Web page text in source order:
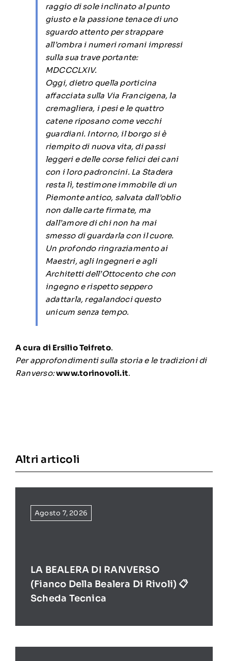
raggio di sole inclinato al punto
giusto e la passione tenace di uno
sguardo attento per strappare
all’ombra i numeri romani impressi
sulla sua trave portante:
MDCCCLXIV.
Oggi, dietro quella porticina
affacciata sulla Via Francigena, la
cremagliera, i pesi e le quattro
catene riposano come vecchi
guardiani. Intorno, il borgo si è
riempito di nuova vita, di passi
leggeri e delle corse felici dei cani
con i loro padroncini. La Stadera
resta lì, testimone immobile di un
Piemonte antico, salvata dall’oblio
non dalle carte firmate, ma
dall’amore di chi non ha mai
smesso di guardarla con il cuore.
Un profondo ringraziamento ai
Maestri, agli Ingegneri e agli
Architetti dell’Ottocento che con
ingegno e rispetto seppero
adattarla, regalandoci questo
unicum senza tempo.
A cura di Ersilio Teifreto.
Per approfondimenti sulla storia e le tradizioni di
Ranverso:www.torinovoli.it.
Altri articoli
Agosto 7, 2026
LA BEALERA DI RANVERSO
(Fianco Della Bealera Di Rivoli) 📋
Scheda Tecnica